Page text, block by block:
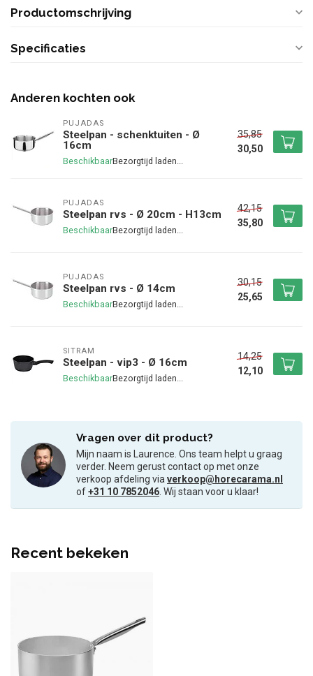
Productomschrijving
Specificaties
Anderen kochten ook
PUJADAS
Steelpan - schenktuiten - Ø
16cm
Beschikbaar
35,85
30,50
PUJADAS
Steelpan rvs - Ø 20cm - H13cm
Beschikbaar
42,15
35,80
PUJADAS
Steelpan rvs - Ø 14cm
Beschikbaar
30,15
25,65
SITRAM
Steelpan - vip3 - Ø 16cm
Beschikbaar
14,25
12,10
Vragen over dit product?
Mijn naam is Laurence. Ons team helpt u graag
verder. Neem gerust contact op met onze
verkoop afdeling viaverkoop@horecarama.nl
of+31 10 7852046. Wij staan voor u klaar!
Recent bekeken